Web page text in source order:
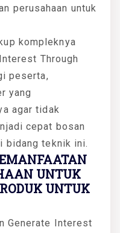
perusahaan untuk
kompleknya
Through
peserta,
yang
agar tidak
cepat bosan
bidang teknik ini.
UNTUK
UNTUK
Generate Interest